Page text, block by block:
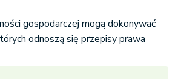
gospodarczej mogą dokonywać
odnoszą się przepisy prawa